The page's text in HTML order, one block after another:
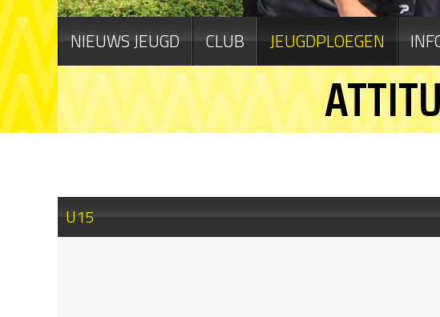
NIEUWS JEUGD CLUB JEUGDPLOEGEN
U15